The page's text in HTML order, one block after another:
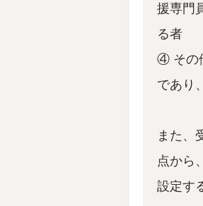
援専門
る者
④ その
であり
また、
点から
設定す